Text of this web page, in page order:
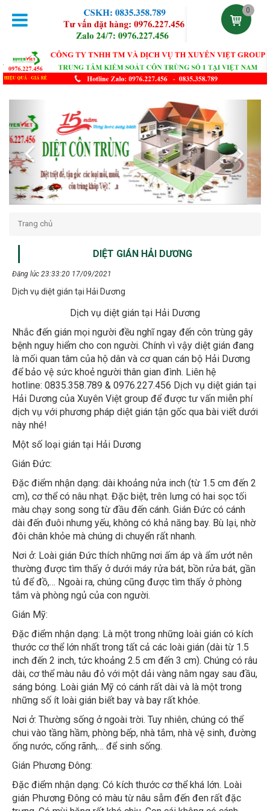
0
DIỆT GIÁN HẢI DƯƠNG
Dịch vụ diệt gián tại Hải Dương
Nhắc đến gián mọi người đều nghĩ ngay đến côn trùng gây
bệnh nguy hiểm cho con người. Chính vì vậy diệt gián đang
là mối quan tâm của hộ dân và cơ quan cán bộ Hải Dương
để bảo vệ sức khoẻ người thân gian đình. Liên hệ
hotline: 0835.358.789 & 0976.227.456 Dịch vụ diệt gián tại
Hải Dương của Xuyên Việt group để được tư vấn miễn phí
dịch vụ với phương pháp diệt gián tận gốc qua bài viết dưới
này nhé!
Một số loại gián tại Hải Dương
Gián Đức:
Đặc điểm nhận dạng: dài khoảng nửa inch (từ 1.5 cm đến 2
cm), cơ thể có nâu nhạt. Đặc biệt, trên lưng có hai sọc tối
màu chạy song song từ đầu đến cánh. Gián Đức có cánh
dài đến đuôi nhưng yếu, không có khả năng bay. Bù lại, nhờ
đôi chân khỏe mà chúng di chuyển rất nhanh.
Nơi ở: Loài gián Đức thích những nơi ấm áp và ẩm ướt nên
thường được tìm thấy ở dưới máy rửa bát, bồn rửa bát, gần
tủ để đồ,… Ngoài ra, chúng cũng được tìm thấy ở phòng
tắm và phòng ngủ của con người.
Gián Mỹ:
Đặc điểm nhận dạng: Là một trong những loài gián có kích
thước cơ thể lớn nhất trong tất cả các loài gián (dài từ 1.5
inch đến 2 inch, tức khoảng 2.5 cm đến 3 cm). Chúng có râu
dài, cơ thể màu nâu đỏ với một dải vàng nằm ngay sau đầu,
sáng bóng. Loài gián Mỹ có cánh rất dài và là một trong
những số ít loài gián biết bay và bay rất khỏe.
Nơi ở: Thường sống ở ngoài trời. Tuy nhiên, chúng có thể
chui vào tầng hầm, phòng bếp, nhà tắm, nhà vệ sinh, đường
ống nước, cống rãnh,… để sinh sống.
Gián Phương Đông:
Đặc điểm nhận dạng: Có kích thước cơ thể khá lớn. Loài
gián Phương Đông có màu từ nâu sẫm đến đen rất đặc
trưng. Có mùi hăng rất khó chịu. Con cái không có cánh.